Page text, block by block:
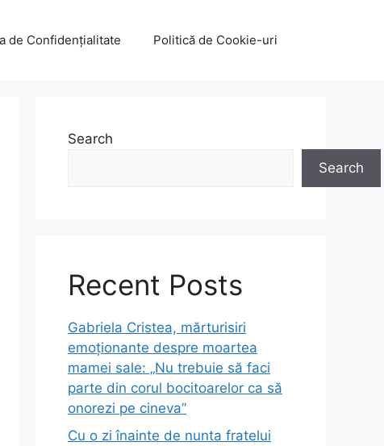
de Confidențialitate Politică de Cookie-uri
Search
Search
Recent Posts
Gabriela Cristea, mărturisiri
emoționante despre moartea
mamei sale: „Nu trebuie să faci
parte din corul bocitoarelor ca să
onorezi pe cineva”
Cu o zi înainte de nunta fratelui